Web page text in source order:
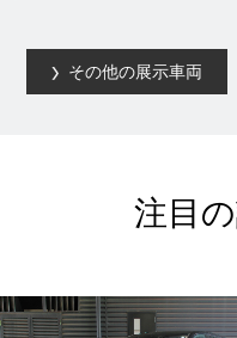
その他の展示車両
注目